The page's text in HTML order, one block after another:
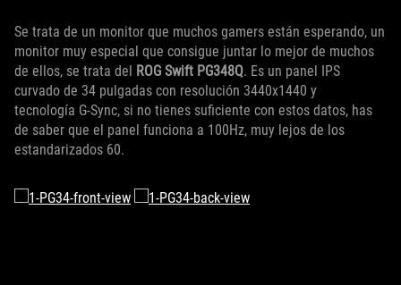
Se trata de un monitor que muchos gamers están esperando, un
monitor muy especial que consigue juntar lo mejor de muchos
de ellos, se trata del ROG Swift PG348Q. Es un panel IPS
curvado de 34 pulgadas con resolución 3440x1440 y
tecnología G-Sync, si no tienes suficiente con estos datos, has
de saber que el panel funciona a 100Hz, muy lejos de los
estandarizados 60.